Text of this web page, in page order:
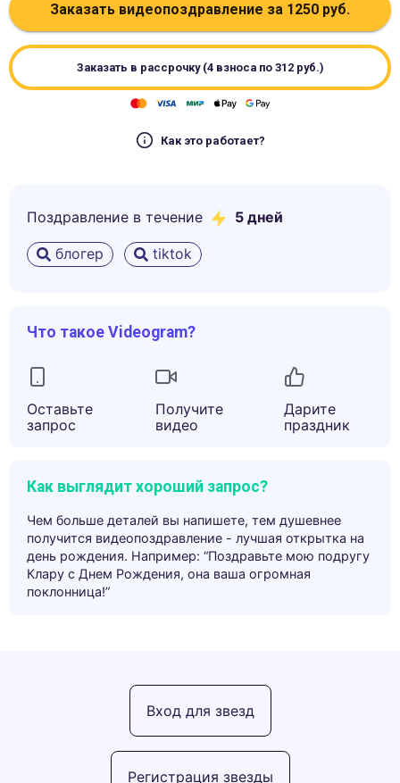
Заказать видеопоздравление за 1250 руб.
Заказать в рассрочку (4 взноса по 312руб.)
Как это работает?
Поздравление в течение 5 дней
блогер tiktok
Что такое Videogram?
Оставьте
запрос
Получите
видео
Дарите
праздник
Как выглядит хороший запрос?
Чем больше деталей вы напишете, тем душевнее
получится видеопоздравление - лучшая открытка на
день рождения. Например: “Поздравьте мою подругу
Клару с Днем Рождения, она ваша огромная
поклонница!”
Регистрация звезды
Вход для звезд